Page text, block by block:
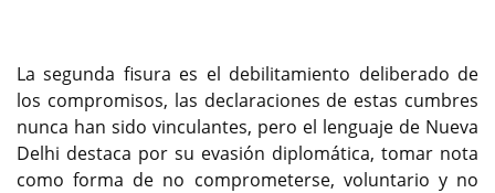
La segunda fisura es el debilitamiento deliberado de
los compromisos, las declaraciones de estas cumbres
nunca han sido vinculantes, pero el lenguaje de Nueva
Delhi destaca por su evasión diplomática, tomar nota
como forma de no comprometerse, voluntario y no